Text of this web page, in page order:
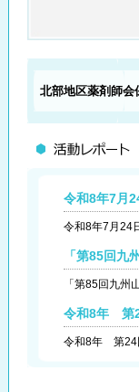
北部地区薬剤師会
令和8年7月
令和8年7月
「第85回九
「第85回九州
令和8年 第
令和8年 第24